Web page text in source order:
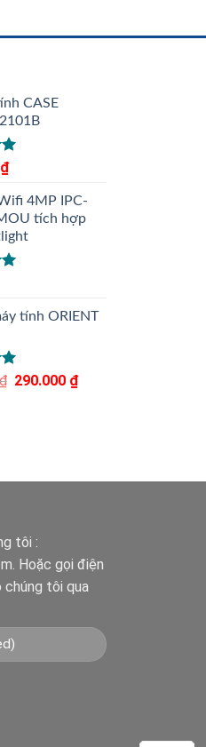
CASE
₫
4MP IPC-
tích hợp
tính ORIENT
Giá
290.000 ₫Giá
tôi :
Hoặc gọi điện
chúng tôi qua